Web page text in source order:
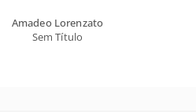
Amadeo Lorenzato
Sem Título